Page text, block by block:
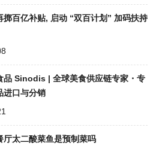
掷百亿补贴, 启动 “双百计划” 加码扶持
品 Sinodis | 全球美食供应链专家・专
进口与分销
厅太二酸菜鱼是预制菜吗